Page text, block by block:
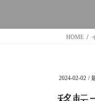
HOME
2024-02-02 /